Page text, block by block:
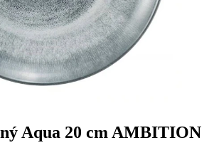
Aqua 20 cm AMBITION